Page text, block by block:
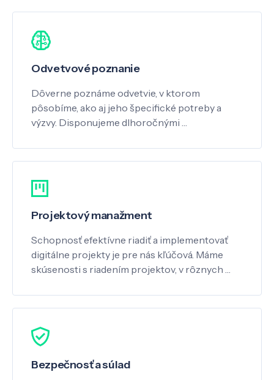
Odvetvové poznanie
Dôverne poznáme odvetvie, v ktorom
pôsobíme, ako aj jeho špecifické potreby a
výzvy. Disponujeme dlhoročnými …
Projektový manažment
Schopnosť efektívne riadiť a implementovať
digitálne projekty je pre nás kľúčová. Máme
skúsenosti s riadením projektov, v rôznych …
Bezpečnosť a súlad